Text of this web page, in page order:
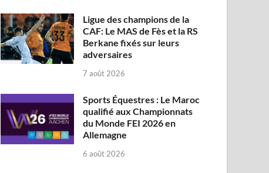
Ligue des champions de la
CAF: Le MAS de Fès et la RS
Berkane fixés sur leurs
adversaires
7 août 2026
Sports Équestres : Le Maroc
qualifié aux Championnats
du Monde FEI 2026 en
Allemagne
6 août 2026